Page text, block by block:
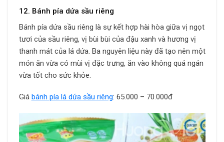
12. Bánh pía dứa sầu riêng
Bánh pía dứa sầu riêng là sự kết hợp hài hòa giữa vị ngọt
tươi của sầu riêng, vị bùi bùi của đậu xanh và hương vị
thanh mát của lá dứa. Ba nguyên liệu này đã tạo nên một
món ăn vừa có mùi vị đặc trưng, ăn vào không quá ngán
vừa tốt cho sức khỏe.
Giá bánh pía lá dứa sầu riêng: 65.000 – 70.000đ